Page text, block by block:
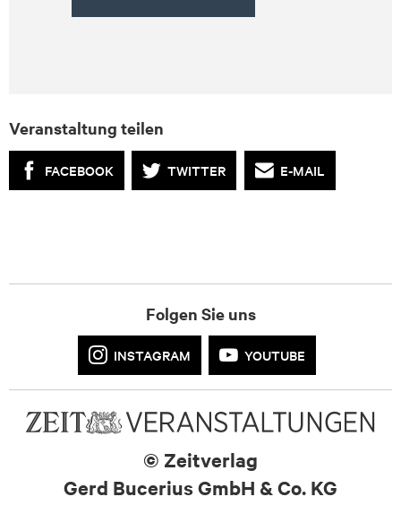
Veranstaltung teilen
FACEBOOK TWITTER E-MAIL
Folgen Sie uns
INSTAGRAM YOUTUBE
© Zeitverlag
Gerd Bucerius GmbH & Co. KG